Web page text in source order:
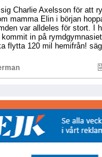
Charlie Axelsson för att
mamma Elin i början
var alldeles för stort. I
in på
flytta 120 mil hemifrån!